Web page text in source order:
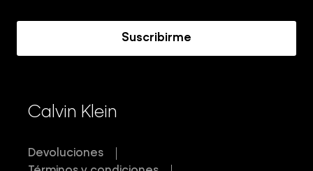
Suscribirme
Calvin Klein
Devoluciones